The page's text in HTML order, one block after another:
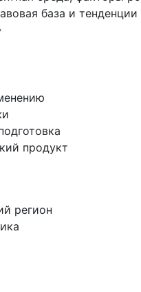
база и тенденции
продукт
регион